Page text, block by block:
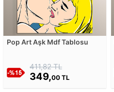
Pop Art Aşk Mdf Tablosu
411,82 TL
349,00 TL